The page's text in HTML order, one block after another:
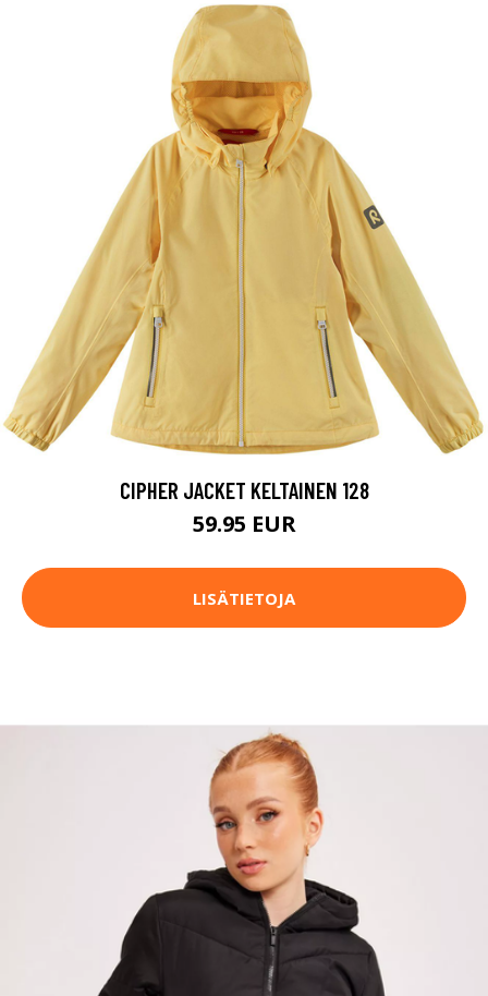
CIPHER JACKET KELTAINEN 128
59.95 EUR
LISÄTIETOJA